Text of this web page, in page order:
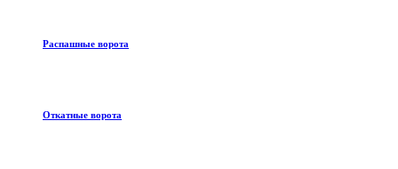
Распашные ворота
Откатные ворота